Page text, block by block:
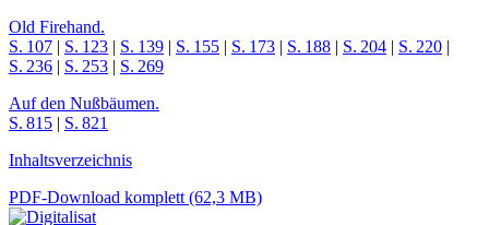
Old Firehand.
S. 107 | S. 123 | S. 139 | S. 155 | S. 173 | S. 188 | S. 204 | S. 220 |
S. 236 | S. 253 | S. 269
Auf den Nußbäumen.
S. 815 | S. 821
Inhaltsverzeichnis
PDF-Download komplett (62,3 MB)